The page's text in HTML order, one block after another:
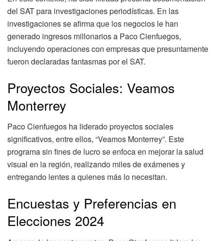
del SAT para investigaciones periodísticas. En las
investigaciones se afirma que los negocios le han
generado ingresos millonarios a Paco Cienfuegos,
incluyendo operaciones con empresas que presuntamente
fueron declaradas fantasmas por el SAT.
Proyectos Sociales: Veamos
Monterrey
Paco Cienfuegos ha liderado proyectos sociales
significativos, entre ellos, “Veamos Monterrey”. Este
programa sin fines de lucro se enfoca en mejorar la salud
visual en la región, realizando miles de exámenes y
entregando lentes a quienes más lo necesitan.
Encuestas y Preferencias en
Elecciones 2024